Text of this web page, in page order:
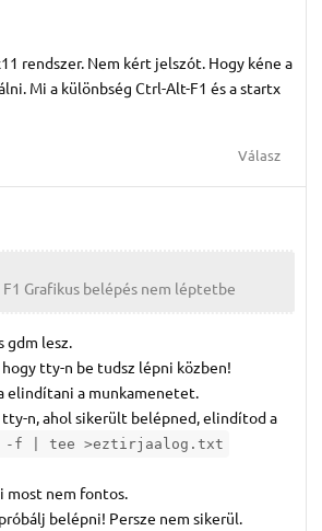
rendszer. Nem kért jelszót. Hogy kéne a
Mi a különbség Ctrl-Alt-F1 és a startx
Válasz
F1 Grafikus belépés nem léptetbe
gdm lesz.
tty-n be tudsz lépni közben!
elindítani a munkamenetet.
tty-n, ahol sikerült belépned, elindítod a
-f | tee >eztirjaalog.txt
most nem fontos.
belépni! Persze nem sikerül.